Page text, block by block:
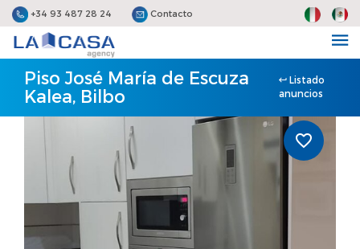
+34 93 487 28 24 Contacto
Piso José María de Escuza
Kalea, Bilbo
Listado
anuncios